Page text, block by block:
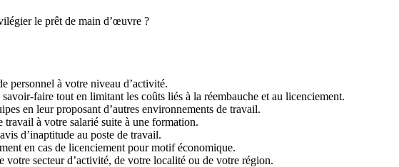
le prêt de main d’œuvre ?
personnel à votre niveau d’activité.
faire tout en limitant les coûts liés à la réembauche et au licenciement.
en leur proposant d’autres environnements de travail.
à votre salarié suite à une formation.
d’inaptitude au poste de travail.
en cas de licenciement pour motif économique.
votre secteur d’activité, de votre localité ou de votre région.